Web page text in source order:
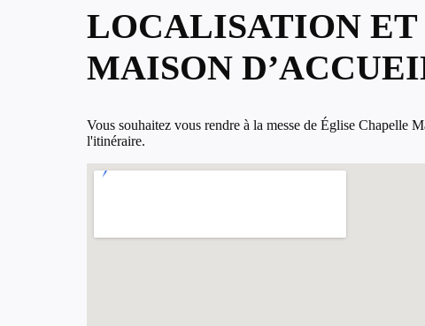
LOCALISATION
MAISON
Vous souhaitez vous rendre à la messe de Église Chapelle
l'itinéraire.